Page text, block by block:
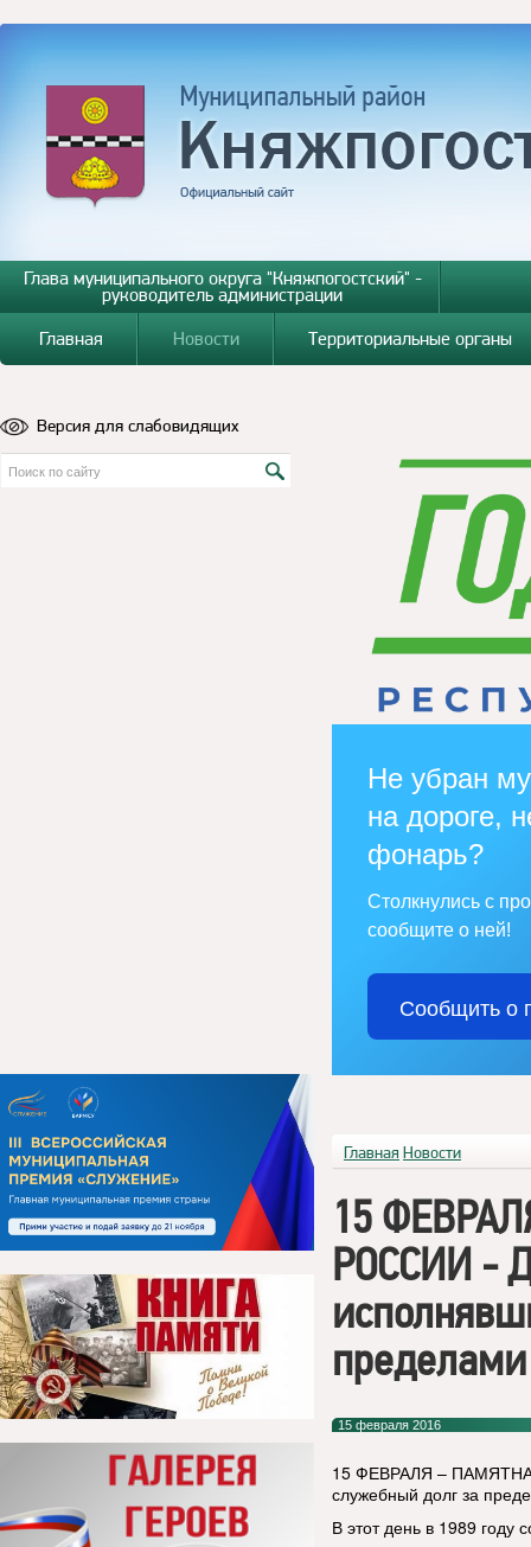
Глава муниципального округа "Княжпогостский" -
руководитель администрации
Главная
Новости Территориальные органы
Версия для слабовидящих
Не убран
на дороге,
фонарь?
Столкнулись с
сообщите о ней!
Сообщить о
Главная Новости
15
РОССИИ -
пределами
15 февраля 2016
15 ФЕВРАЛЯ –
служебный долг за
В этот день в 1989 году